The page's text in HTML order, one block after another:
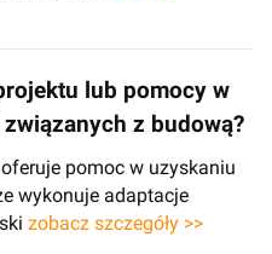
lub pomocy w
z budową?
pomoc w uzyskaniu
wykonuje adaptacje
zobacz szczegóły >>